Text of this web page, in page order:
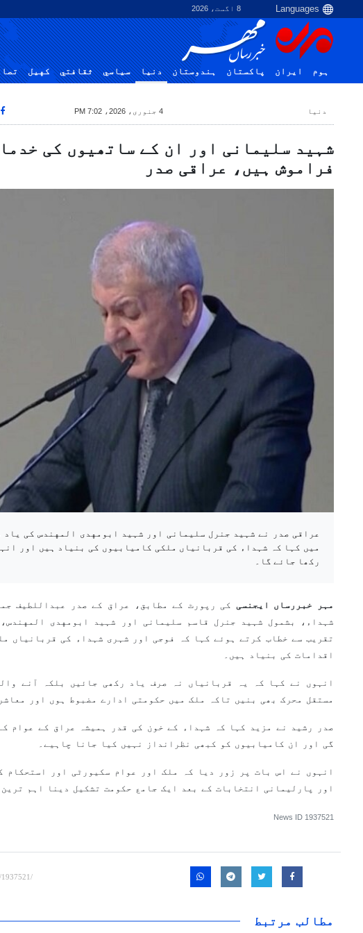
8 اگست، 2026
ہوم ایران پاکستان ہندوستان دنیا سياسي ثقافتي کهيل
دنیا 4 جنوری، 2026، 7:02 PM
شہید سلیمانی اور ان کے ساتھیوں کی
فراموش ہیں، عراقی صدر
عراقی صدر نے شہید جنرل سلیمانی اور شہید ابومهدی المهندس کی یاد
میں کہا کہ شہداء کی قربانیاں ملکی کامیابیوں کی بنیاد ہیں اور
رکھا جائے گا۔
مہر خبررساں ایجنسی کی رپورٹ کے مطابق، عراق کے صدر عبداللطیف
شہداء، بشمول شہید جنرل قاسم سلیمانی اور شہید ابومهدی
تقریب سے خطاب کرتے ہوئے کہا کہ فوجی اور شہری شہداء کی قربانیاں
اقدامات کی بنیاد ہیں۔
انہوں نے کہا کہ یہ قربانیاں نہ صرف یاد رکھی جائیں بلکہ آنے
مستقل محرک بھی بنیں تاکہ ملک میں حکومتی ادارے مضبوط ہوں اور
صدر رشید نے مزید کہا کہ شہداء کے خون کی قدر ہمیشہ عراق کے عوام
گی اور ان کامیابیوں کو کبھی نظرانداز نہیں کیا جانا چاہیے۔
انہوں نے اس بات پر زور دیا کہ ملک اور عوام سکیورٹی اور استحکام
اور پارلیمانی انتخابات کے بعد ایک جامع حکومت تشکیل دینا اہم
News ID 1937521
مطالب مرتبط